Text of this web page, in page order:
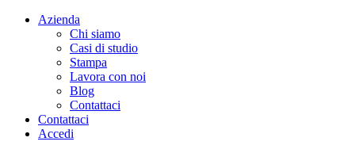
Azienda
Chi siamo
Casi di studio
Stampa
Lavora con noi
Blog
Contattaci
Contattaci
Accedi